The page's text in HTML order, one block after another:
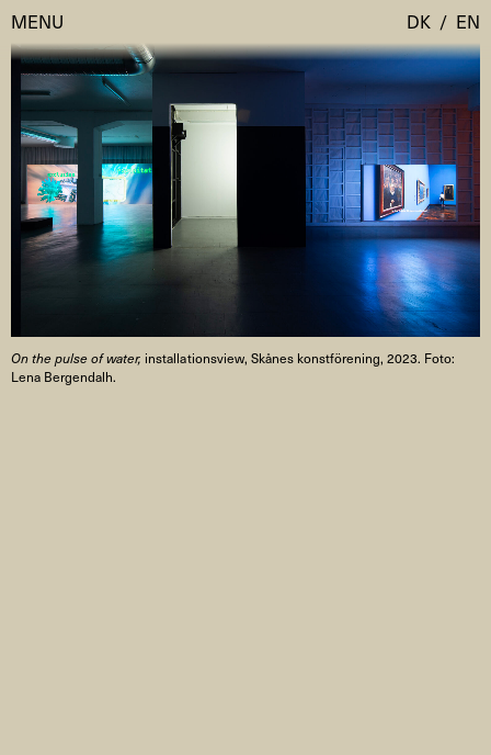
MENU
Besøg
Kalender
Room Room
AHC Channel
Programmer
Residencies & Studios
Public Programmes
Om
DK / EN
On the pulse of water, installationsview, Skånes konstförening, 2023. Foto:
Lena Bergendalh.